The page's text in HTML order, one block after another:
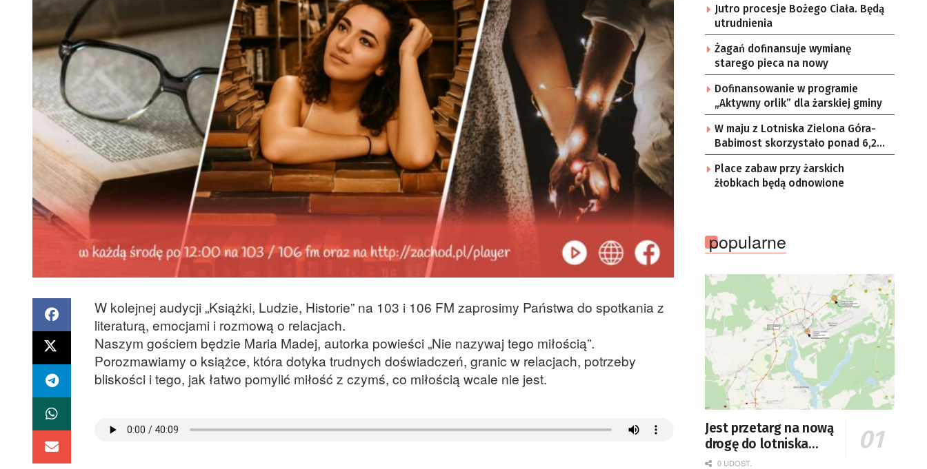
W kolejnej audycji „Książki, Ludzie, Historie” na 103 i 106 FM zaprosimy Państwa do spotkania z
literaturą, emocjami i rozmową o relacjach.
Naszym gościem będzie Maria Madej, autorka powieści „Nie nazywaj tego miłością”.
Porozmawiamy o książce, która dotyka trudnych doświadczeń, granic w relacjach, potrzeby
bliskości i tego, jak łatwo pomylić miłość z czymś, co miłością wcale nie jest.
Jutro procesje Bożego Ciała. Będą
utrudnienia
Żagań dofinansuje wymianę
starego pieca na nowy
Dofinansowanie w programie
„Aktywny orlik” dla żarskiej gminy
W maju z Lotniska Zielona Góra-
Babimost skorzystało ponad 6,2
tys. podróżnych
Place zabaw przy żarskich
żłobkach będą odnowione
popularne
Jest przetarg na nową
drogę do lotniska
Zielona Góra-
0 UDOST.